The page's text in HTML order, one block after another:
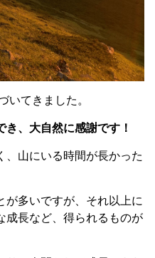
いてきました。
、大自然に感謝です！
、山にいる時間が長かった
が多いですが、それ以上に
成長など、得られるものが